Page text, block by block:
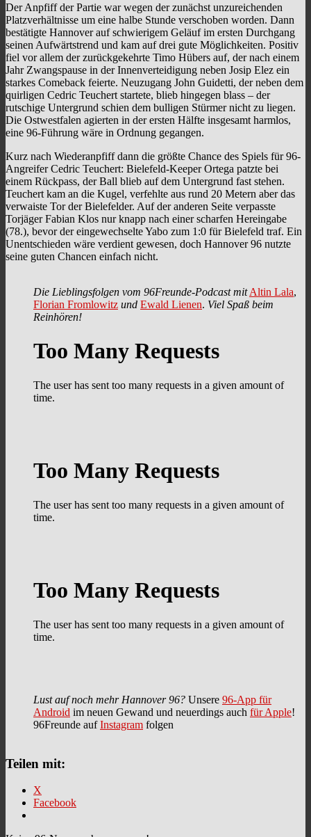
Der Anpfiff der Partie war wegen der zunächst unzureichenden
Platzverhältnisse um eine halbe Stunde verschoben worden. Dann
bestätigte Hannover auf schwierigem Geläuf im ersten Durchgang
seinen Aufwärtstrend und kam auf drei gute Möglichkeiten. Positiv
fiel vor allem der zurückgekehrte Timo Hübers auf, der nach einem
Jahr Zwangspause in der Innenverteidigung neben Josip Elez ein
starkes Comeback feierte. Neuzugang John Guidetti, der neben dem
quirligen Cedric Teuchert startete, blieb hingegen blass – der
rutschige Untergrund schien dem bulligen Stürmer nicht zu liegen.
Die Ostwestfalen agierten in der ersten Hälfte insgesamt harmlos,
eine 96-Führung wäre in Ordnung gegangen.
Kurz nach Wiederanpfiff dann die größte Chance des Spiels für 96-
Angreifer Cedric Teuchert: Bielefeld-Keeper Ortega patzte bei
einem Rückpass, der Ball blieb auf dem Untergrund fast stehen.
Teuchert kam an die Kugel, verfehlte aus rund 20 Metern aber das
verwaiste Tor der Bielefelder. Auf der anderen Seite verpasste
Torjäger Fabian Klos nur knapp nach einer scharfen Hereingabe
(78.), bevor der eingewechselte Yabo zum 1:0 für Bielefeld traf. Ein
Unentschieden wäre verdient gewesen, doch Hannover 96 nutzte
seine guten Chancen einfach nicht.
Die Lieblingsfolgen vom 96Freunde-Podcast mit Altin Lala,
Florian Fromlowitz und Ewald Lienen. Viel Spaß beim
Reinhören!
Lust auf noch mehr Hannover 96? Unsere 96-App für
Android im neuen Gewand und neuerdings auch für Apple!
96Freunde aufInstagram folgen
Teilen mit:
X
Facebook